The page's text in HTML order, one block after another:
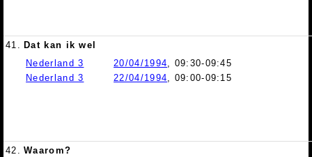
41. Dat kan ik wel
Nederland 3
20/04/1994, 09:30-09:45
Nederland 3
22/04/1994, 09:00-09:15
42. Waarom?